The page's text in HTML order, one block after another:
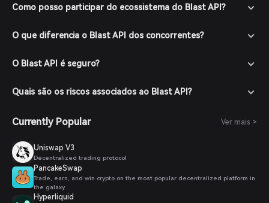
Como posso participar do ecossistema do Blast API?
O que diferencia o Blast API dos concorrentes?
O Blast API é seguro?
Quais são os riscos associados ao Blast API?
Currently Popular Ver mais >
Uniswap V3
Decentralized trading protocol
PancakeSwap
Trade, earn, and win crypto on the most popular decentralized platform in
the galaxy.
Hyperliquid